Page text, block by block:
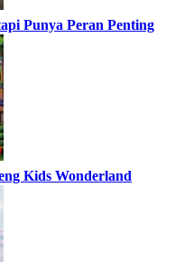
Punya Peran Penting
Kids Wonderland